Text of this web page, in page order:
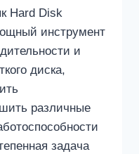
Hard Disk
инструмент
и
диска,
различные
задача